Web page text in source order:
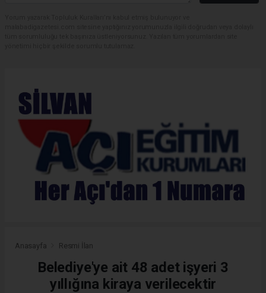
Anasayfa Resmi İlan
Belediye'ye ait 48 adet işyeri 3
yıllığına kiraya verilecektir